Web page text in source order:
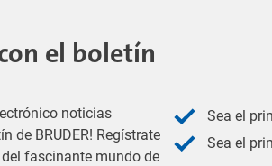
el boletín
noticias
de BRUDER! Regístrate
fascinante mundo de
Sea el
Sea el